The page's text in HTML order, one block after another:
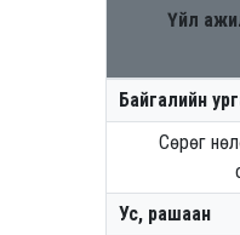
Үйл
Байгалийн
Сөрөг
Ус, рашаан